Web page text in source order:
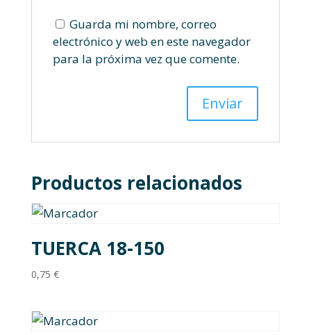
Guarda mi nombre, correo
electrónico y web en este navegador
para la próxima vez que comente.
Productos relacionados
TUERCA 18-150
0,75 €